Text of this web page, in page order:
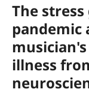
The
pandemic
illness